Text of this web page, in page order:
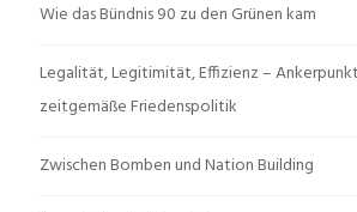
Wie das Bündnis 90 zu den Grünen kam
Legalität, Legitimität, Effizienz –
zeitgemäße Friedenspolitik
Zwischen Bomben und Nation Building